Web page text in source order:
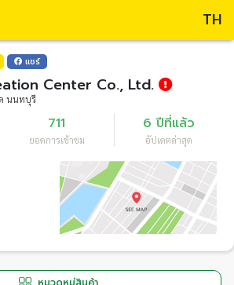
TH
แชร์
Center Co., Ltd.
นนทบุรี
711
ยอดการเข้าชม
6 ปีที่แล้ว
อัปเดตล่าสุด